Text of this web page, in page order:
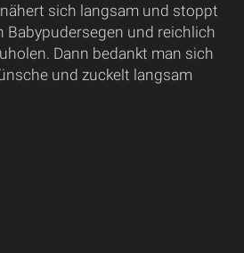
sich langsam und stoppt
Babypudersegen und reichlich
Dann bedankt man sich
und zuckelt langsam